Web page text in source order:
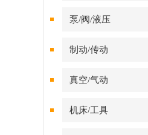
泵/阀/液压
制动/传动
真空/气动
机床/工具